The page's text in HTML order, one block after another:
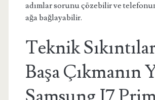
adımlar sorunu çözebilir ve
ağa bağlayabilir.
Teknik
Başa Çıkmanın